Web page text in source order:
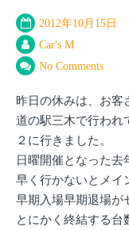
2012年10月15日
Car's M
No Comments
昨日の休みは、お客
道の駅三木で行われ
２に行きました。
日曜開催となった去
早く行かないとメイ
早期入場早期退場が
とにかく終結する台